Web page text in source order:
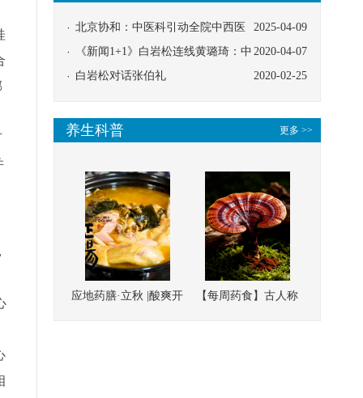
2025-04-09
北京协和：中医科引动全院中西医
协同
2020-04-07
《新闻1+1》白岩松连线黄璐琦：中
医救治的临床效果
2020-02-25
白岩松对话张伯礼
更多 >>
养生科普
应地药膳·立秋 |酸爽开
【每周药食】古人称